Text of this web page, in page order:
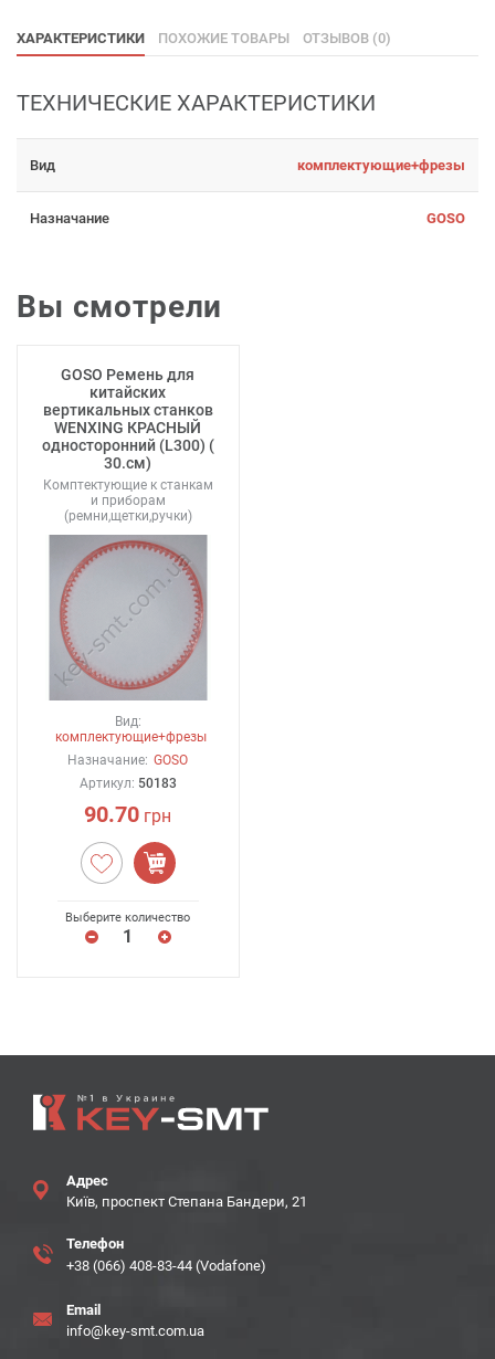
ХАРАКТЕРИСТИКИ ПОХОЖИЕ ТОВАРЫ ОТЗЫВОВ (0)
ТЕХНИЧЕСКИЕ ХАРАКТЕРИСТИКИ
Вид комплектующие+фрезы
Назначание GOSO
Вы смотрели
GOSO Ремень для
китайских
вертикальных станков
WENXING КРАСНЫЙ
односторонний (L300) (
30.см)
Комптектующие к станкам
и приборам
(ремни,щетки,ручки)
Вид:
комплектующие+фрезы
Назначание: GOSO
Артикул: 50183
90.70 грн
Выберите количество
Адрес
Київ, проспект Степана Бандери, 21
Телефон
+38 (066) 408-83-44 (Vodafone)
Email
info@key-smt.com.ua